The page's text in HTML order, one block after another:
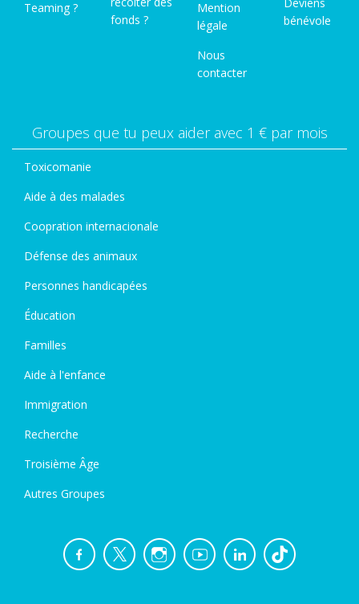
Teaming ?
fonds ?
Mention
légale
Nous
contacter
bénévole
Groupes que tu peux aider avec 1 € par mois
Toxicomanie
Aide à des malades
Coopration internacionale
Défense des animaux
Personnes handicapées
Éducation
Familles
Aide à l'enfance
Immigration
Recherche
Troisième Âge
Autres Groupes